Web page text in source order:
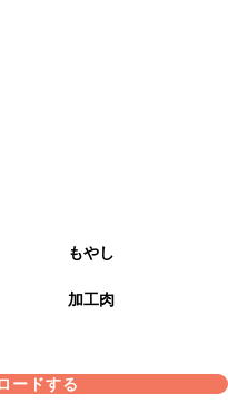
もやし
加工肉
ードする